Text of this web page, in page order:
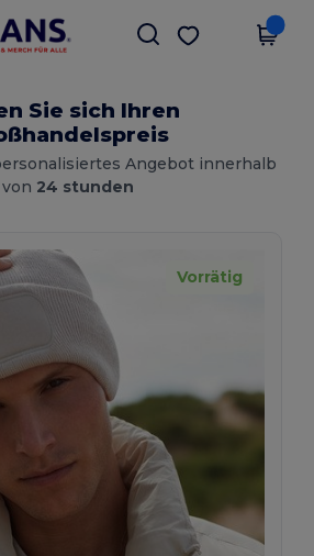
in der App!
App holen
Sie sich Ihren
Angebot innerhalb
von 24 stunden
Vorrätig